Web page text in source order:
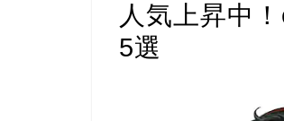
人気上昇中
5選